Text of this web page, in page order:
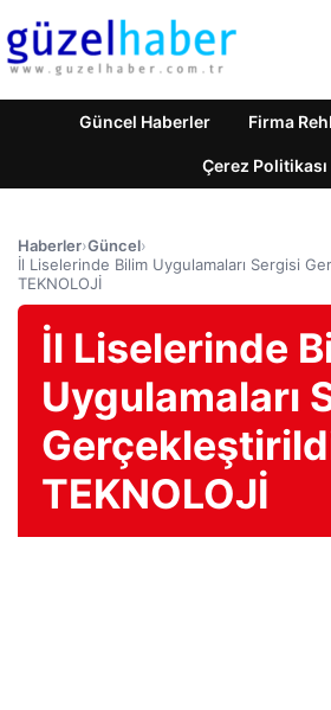
Güncel Haberler Firma
Çerez Politikası
Haberler›Güncel›
İl Liselerinde Bilim Uygulamaları Sergisi
TEKNOLOJİ
İl Liselerinde
Uygulamaları
TEKNOLOJİ